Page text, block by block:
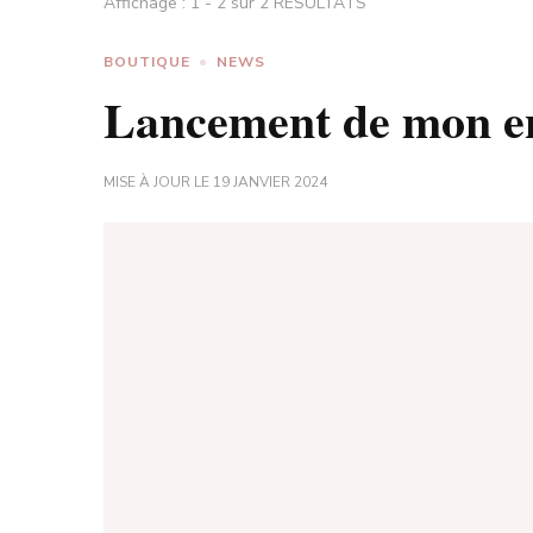
BOUTIQUE NEWS
Lancement de mon
MISE À JOUR LE 19 JANVIER 2024